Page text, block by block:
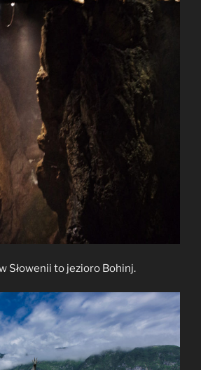
Słowenii to jezioro Bohinj.